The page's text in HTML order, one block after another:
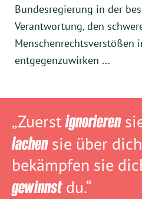
Bundesregierung in der
Verantwortung, den
Menschenrechtsverstößen
entgegenzuwirken ...
„Zuerstignorieren
lachensie über
bekämpfen sie
gewinnstdu.“